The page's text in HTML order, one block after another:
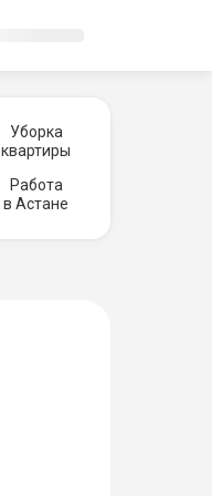
Уборка
квартиры
Работа
в Астане